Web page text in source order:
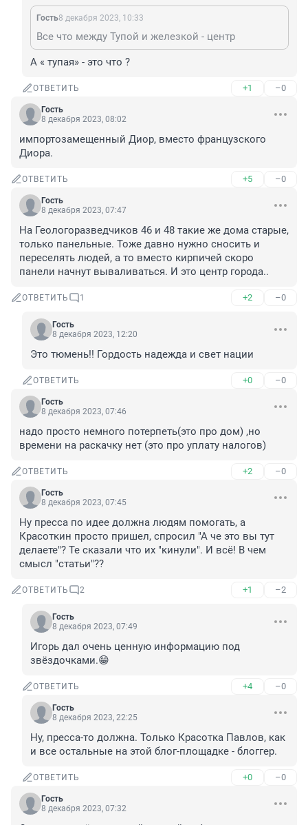
Гость8 декабря 2023, 10:33
Все что между Тупой и железкой - центр
А « тупая» - это что ?
ОТВЕТИТЬ +1 –0
Гость
8 декабря 2023, 08:02
импортозамещенный Диор, вместо французского
Диора.
ОТВЕТИТЬ +5 –0
Гость
8 декабря 2023, 07:47
На Геологоразведчиков 46 и 48 такие же дома старые,
только панельные. Тоже давно нужно сносить и
переселять людей, а то вместо кирпичей скоро
панели начнут вываливаться. И это центр города..
ОТВЕТИТЬ 1 +2 –0
Гость
8 декабря 2023, 12:20
Это тюмень!! Гордость надежда и свет нации
ОТВЕТИТЬ +0 –0
Гость
8 декабря 2023, 07:46
надо просто немного потерпеть(это про дом) ,но
времени на раскачку нет (это про уплату налогов)
ОТВЕТИТЬ +2 –0
Гость
8 декабря 2023, 07:45
Ну пресса по идее должна людям помогать, а
Красоткин просто пришел, спросил "А че это вы тут
делаете"? Те сказали что их "кинули". И всë! В чем
смысл "статьи"??
ОТВЕТИТЬ 2 +1 –2
Гость
8 декабря 2023, 07:49
Игорь дал очень ценную информацию под
звёздочками.😁
ОТВЕТИТЬ +4 –0
Гость
8 декабря 2023, 22:25
Ну, пресса-то должна. Только Красотка Павлов, как
и все остальные на этой блог-площадке - блоггер.
ОТВЕТИТЬ +0 –0
Гость
8 декабря 2023, 07:32